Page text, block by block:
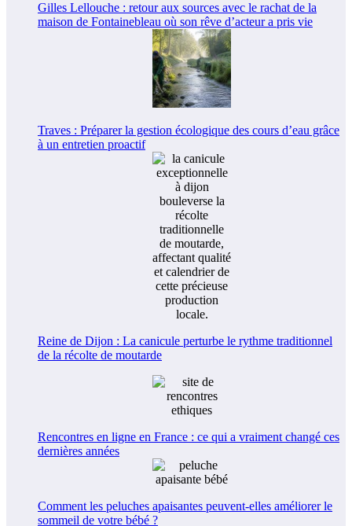
Gilles Lellouche : retour aux sources avec le rachat de la
maison de Fontainebleau où son rêve d’acteur a pris vie
Traves : Préparer la gestion écologique des cours d’eau grâce
à un entretien proactif
Reine de Dijon : La canicule perturbe le rythme traditionnel
de la récolte de moutarde
Rencontres en ligne en France : ce qui a vraiment changé ces
dernières années
Comment les peluches apaisantes peuvent-elles améliorer le
sommeil de votre bébé ?